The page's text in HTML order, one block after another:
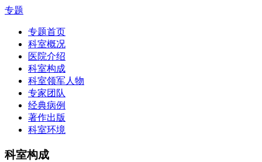
专题
专题首页
科室概况
医院介绍
科室构成
科室领军人物
专家团队
经典病例
著作出版
科室环境
科室构成